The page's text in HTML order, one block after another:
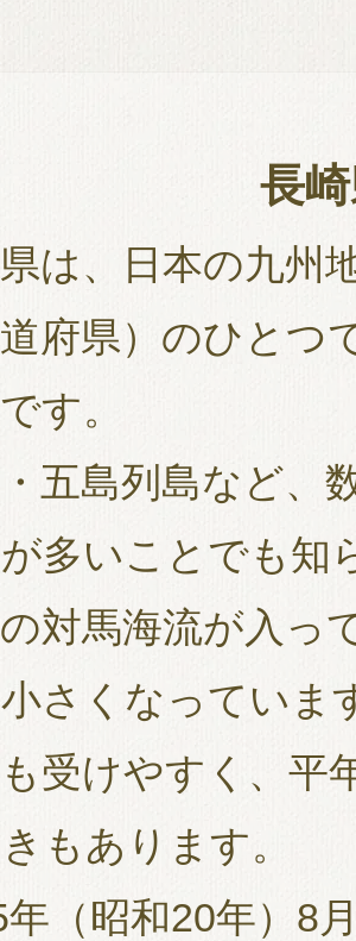
長
は、日本の九州
道府県）のひと
す。
五島列島など、
多いことでも知
対馬海流が入っ
さくなっていま
受けやすく、平
もあります。
年（昭和20年）8